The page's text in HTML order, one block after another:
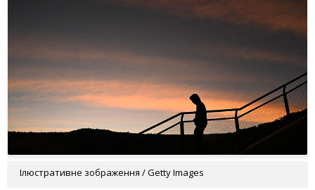
Ілюстративне зображення / Getty Images